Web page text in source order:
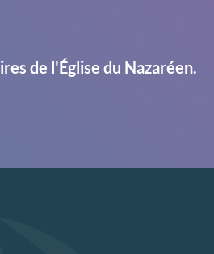
de l'Église du Nazaréen.